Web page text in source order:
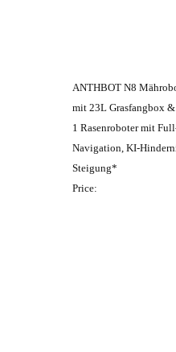
ANTHBOT N8
mit 23L Grasfangbox
1 Rasenroboter mit
Navigation, KI-
Steigung*
Price: